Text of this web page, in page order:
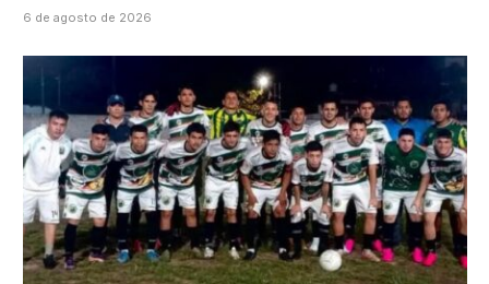
6 de agosto de 2026